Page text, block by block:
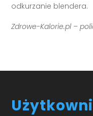
odkurzanie blendera.
Zdrowe-Kalorie.pl –